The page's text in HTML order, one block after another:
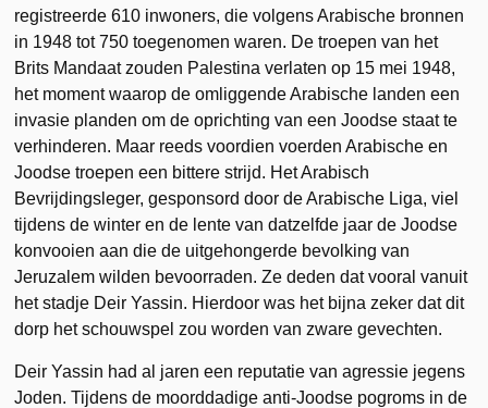
registreerde 610 inwoners, die volgens Arabische bronnen
in 1948 tot 750 toegenomen waren. De troepen van het
Brits Mandaat zouden Palestina verlaten op 15 mei 1948,
het moment waarop de omliggende Arabische landen een
invasie planden om de oprichting van een Joodse staat te
verhinderen. Maar reeds voordien voerden Arabische en
Joodse troepen een bittere strijd. Het Arabisch
Bevrijdingsleger, gesponsord door de Arabische Liga, viel
tijdens de winter en de lente van datzelfde jaar de Joodse
konvooien aan die de uitgehongerde bevolking van
Jeruzalem wilden bevoorraden. Ze deden dat vooral vanuit
het stadje Deir Yassin. Hierdoor was het bijna zeker dat dit
dorp het schouwspel zou worden van zware gevechten.
Deir Yassin had al jaren een reputatie van agressie jegens
Joden. Tijdens de moorddadige anti-Joodse pogroms in de